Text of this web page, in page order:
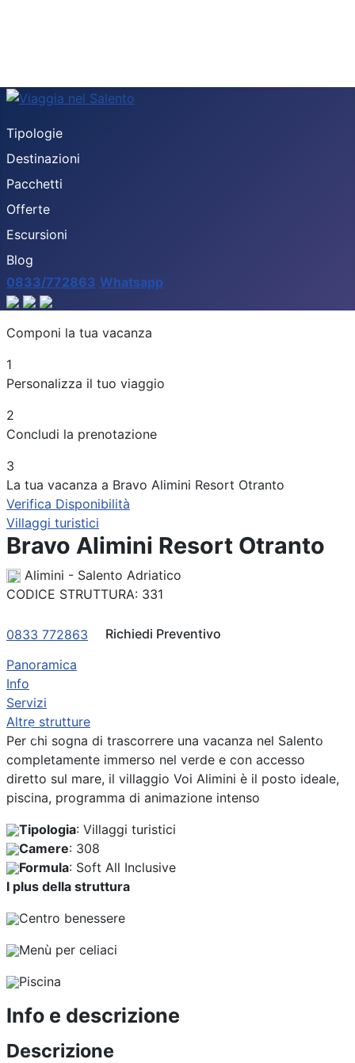
Tipologie
Destinazioni
Pacchetti
Offerte
Escursioni
Blog
0833/772863 Whatsapp
Tipologia
Periodo
Adulti
Bambini
Componi la tua vacanza
1
Personalizza il tuo viaggio
2
Concludi la prenotazione
3
La tua vacanza a Bravo Alimini Resort Otranto
Verifica Disponibilità
Villaggi turistici
Bravo Alimini Resort Otranto
Alimini - Salento Adriatico
CODICE STRUTTURA: 331
0833 772863
Richiedi Preventivo
Panoramica
Info
Servizi
Altre strutture
Previous
Next
Per chi sogna di trascorrere una vacanza nel Salento
completamente immerso nel verde e con accesso
diretto sul mare, il villaggio Voi Alimini è il posto ideale,
piscina, programma di animazione intenso
Tipologia: Villaggi turistici
Camere: 308
Formula: Soft All Inclusive
I plus della struttura
Centro benessere
Menù per celiaci
Piscina
Info e descrizione
Descrizione